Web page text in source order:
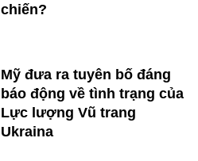
chiến?
Mỹ đưa ra tuyên bố đáng
báo động về tình trạng của
Lực lượng Vũ trang
Ukraina